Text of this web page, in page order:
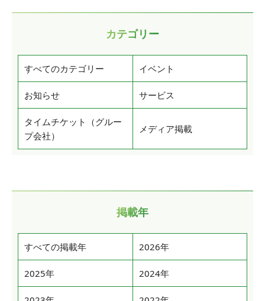
カテゴリー
すべてのカテゴリー イベント
お知らせ サービス
タイムチケット（グルー
プ会社）
メディア掲載
掲載年
すべての掲載年 2026年
2025年 2024年